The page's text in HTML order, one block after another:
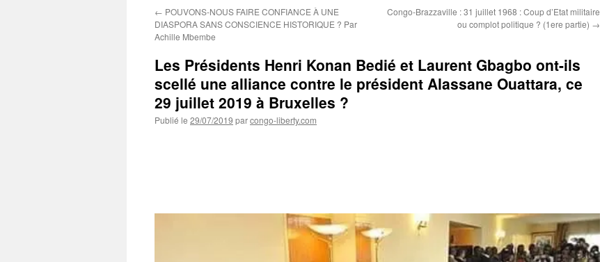
← POUVONS-NOUS FAIRE CONFIANCE À UNE
DIASPORA SANS CONSCIENCE HISTORIQUE ? Par
Achille Mbembe
Congo-Brazzaville : 31 juillet 1968 : Coup d’Etat militaire
ou complot politique ? (1ere partie) →
Les Présidents Henri Konan Bedié et Laurent Gbagbo ont-ils
scellé une alliance contre le président Alassane Ouattara, ce
29 juillet 2019 à Bruxelles ?
Publié le 29/07/2019 parcongo-liberty.com